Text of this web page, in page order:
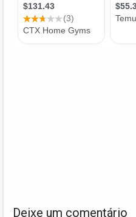
Deixe um comentário